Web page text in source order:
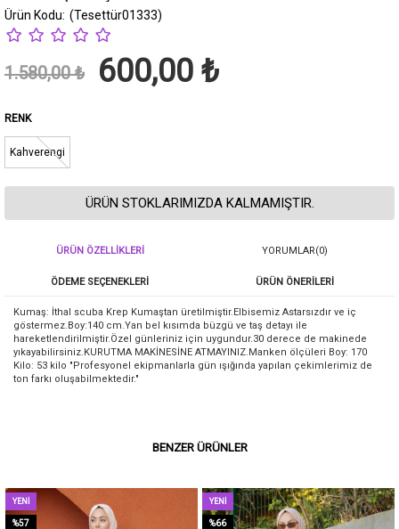
(Tesettür01333)
1.580,00 ₺ 600,00 ₺
RENK
Kahverengi
ÜRÜN STOKLARIMIZDA KALMAMIŞTIR.
ÜRÜN ÖZELLIKLERI YORUMLAR(0)
ÖDEME SEÇENEKLERI ÜRÜN ÖNERILERI
Kumaş: İthal scuba Krep Kumaştan üretilmiştir.Elbisemiz Astarsızdır ve iç
göstermez.Boy:140 cm.Yan bel kısımda büzgü ve taş detayı ile
hareketlendirilmiştir.Özel günleriniz için uygundur.30 derece de makinede
yıkayabilirsiniz.KURUTMA MAKİNESİNE ATMAYINIZ.Manken ölçüleri Boy: 170
Kilo: 53 kilo "Profesyonel ekipmanlarla gün ışığında yapılan çekimlerimiz de
ton farkı oluşabilmektedir."
BENZER ÜRÜNLER
%57
YENI
ÜRÜN
%66
YENI
ÜRÜN